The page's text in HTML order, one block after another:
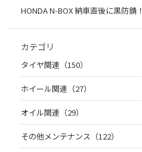
HONDA N-BOX 納車直後に黒防錆！
カテゴリ
タイヤ関連（150）
ホイール関連（27）
オイル関連（29）
その他メンテナンス（122）